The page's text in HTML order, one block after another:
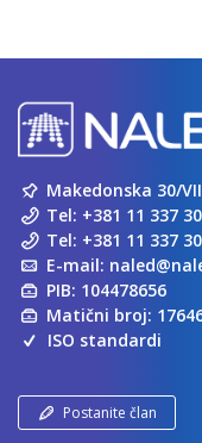
Makedonska 30/
Tel: +381 11 337
Tel: +381 11 337
E-mail:
PIB: 104478656
Matični broj:
ISO standardi
Postanite član